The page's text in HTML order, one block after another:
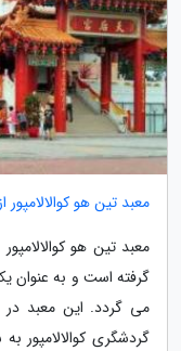
معبد تین هو کوالالامپور
معبد تین هو
گرفته است و به عنوان
می گردد. این معبد
گردشگری کوالالامپور